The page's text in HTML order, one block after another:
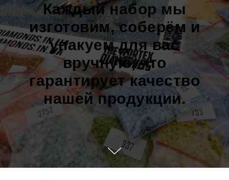
Каждый набор мы
изготовим, соберём и
упакуем для вас
вручную, что
гарантирует качество
нашей продукции.